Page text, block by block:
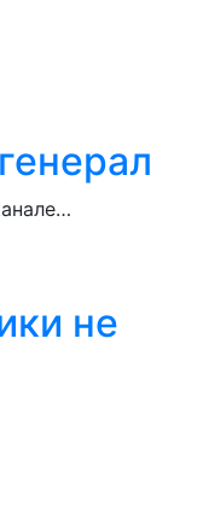
не